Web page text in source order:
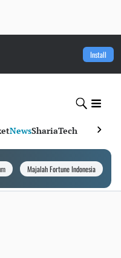
Install
NewsShariaTech
Majalah Fortune Indonesia